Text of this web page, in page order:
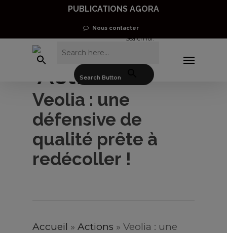
main
PUBLICATIONS AGORA
Nous contacter
Search for:
Search Button
Menu
Actions
Veolia : une
défensive de
qualité prête à
redécoller !
Accueil » Actions » Veolia : une